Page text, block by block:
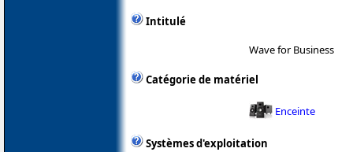
Intitulé
Wave for Business
Catégorie de matériel
Enceinte
Systèmes d'exploitation